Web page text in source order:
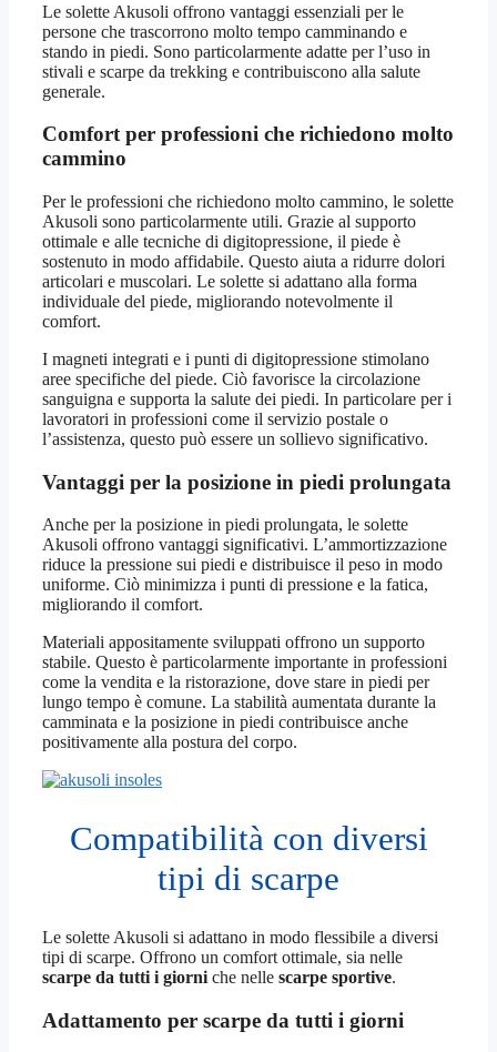
Le solette Akusoli offrono vantaggi essenziali per le
persone che trascorrono molto tempo camminando e
stando in piedi. Sono particolarmente adatte per l’uso in
stivali e scarpe da trekking e contribuiscono alla salute
generale.
Comfort per professioni che richiedono molto
cammino
Per le professioni che richiedono molto cammino, le solette
Akusoli sono particolarmente utili. Grazie al supporto
ottimale e alle tecniche di digitopressione, il piede è
sostenuto in modo affidabile. Questo aiuta a ridurre dolori
articolari e muscolari. Le solette si adattano alla forma
individuale del piede, migliorando notevolmente il
comfort.
I magneti integrati e i punti di digitopressione stimolano
aree specifiche del piede. Ciò favorisce la circolazione
sanguigna e supporta la salute dei piedi. In particolare per i
lavoratori in professioni come il servizio postale o
l’assistenza, questo può essere un sollievo significativo.
Vantaggi per la posizione in piedi prolungata
Anche per la posizione in piedi prolungata, le solette
Akusoli offrono vantaggi significativi. L’ammortizzazione
riduce la pressione sui piedi e distribuisce il peso in modo
uniforme. Ciò minimizza i punti di pressione e la fatica,
migliorando il comfort.
Materiali appositamente sviluppati offrono un supporto
stabile. Questo è particolarmente importante in professioni
come la vendita e la ristorazione, dove stare in piedi per
lungo tempo è comune. La stabilità aumentata durante la
camminata e la posizione in piedi contribuisce anche
positivamente alla postura del corpo.
Compatibilità con diversi
tipi di scarpe
Le solette Akusoli si adattano in modo flessibile a diversi
tipi di scarpe. Offrono un comfort ottimale, sia nelle
scarpe da tutti i giorni che nelle scarpe sportive.
Adattamento per scarpe da tutti i giorni